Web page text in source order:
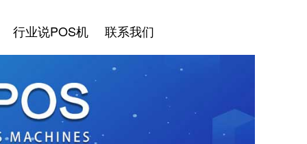
行业说POS机 联系我们